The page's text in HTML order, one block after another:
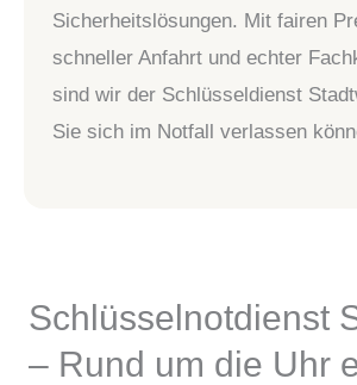
Sicherheitslösungen. Mit fairen
schneller Anfahrt und echter
sind wir der Schlüsseldienst
Sie sich im Notfall verlassen
Schlüsselnotdienst
– Rund um die Uhr